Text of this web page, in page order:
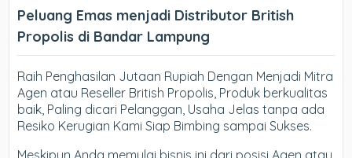
Peluang Emas menjadi Distributor British
Propolis di Bandar Lampung
Raih Penghasilan Jutaan Rupiah Dengan Menjadi Mitra
Agen atau Reseller British Propolis, Produk berkualitas
baik, Paling dicari Pelanggan, Usaha Jelas tanpa ada
Resiko Kerugian Kami Siap Bimbing sampai Sukses.